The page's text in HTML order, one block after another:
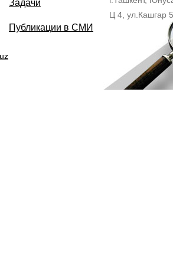
Задачи
Публикации в СМИ
Ц 4, ул.Кашгар